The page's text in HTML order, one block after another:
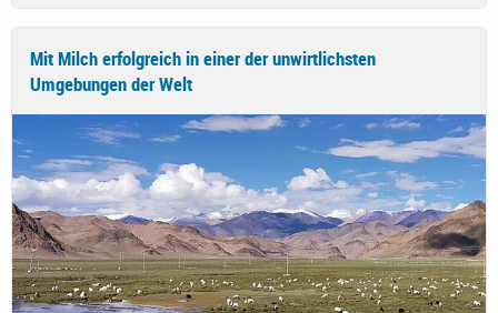
Mit Milch erfolgreich in einer der unwirtlichsten
Umgebungen der Welt